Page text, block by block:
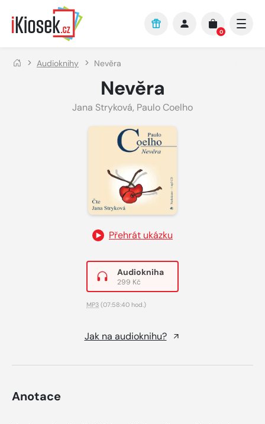
Přejít na hlavní obsah
0
Audioknihy Nevěra
Nevěra
Jana Stryková, Paulo Coelho
Přehrát ukázku
Audiokniha
299 Kč
MP3 (07:58:40 hod.)
Jak na audioknihu?
Anotace